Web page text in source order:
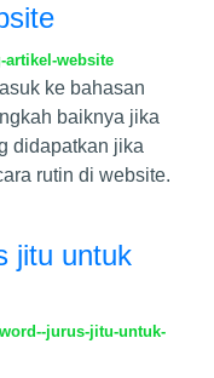
artikel-website
ke bahasan
baiknya jika
didapatkan jika
rutin di website.
jitu untuk
jurus-jitu-untuk-